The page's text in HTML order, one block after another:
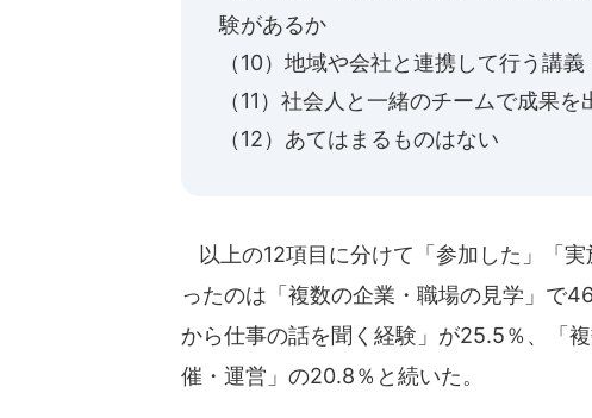
験があるか
（10）地域や会社と連携して行う講
（11）社会人と一緒のチームで成果
（12）あてはまるものはない
以上の12項目に分けて「参加した」「
ったのは「複数の企業・職場の見学」で
から仕事の話を聞く経験」が25.5％、「
催・運営」の20.8％と続いた。